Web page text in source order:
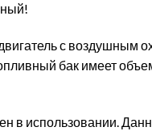
с воздушным
бак имеет
использовании.